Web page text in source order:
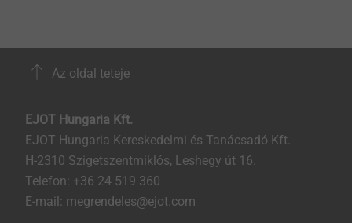
Az oldal teteje
EJOT Hungaria Kft.
EJOT Hungaria Kereskedelmi és Tanácsadó Kft.
H-2310 Szigetszentmiklós, Leshegy út 16.
Telefon: +36 24 519 360
E-mail: megrendeles@ejot.com